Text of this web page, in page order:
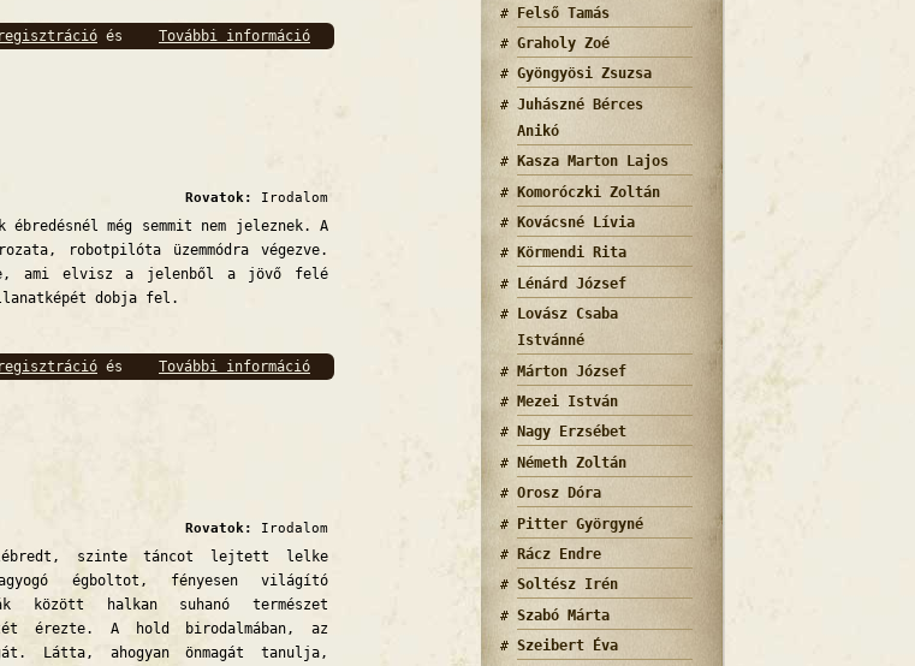
További információ Az erdő vár tartalommal kapcsolatosan
regisztráció és
Rovatok: Irodalom
még semmit nem jeleznek. A
robotpilóta üzemmódra végezve.
ami elvisz a jelenből a jövő felé
dobja fel.
További információ Agy tartalommal kapcsolatosan
regisztráció és
Rovatok: Irodalom
szinte táncot lejtett lelke
égboltot, fényesen világító
között halkan suhanó természet
érezte. A hold birodalmában, az
Látta, ahogyan önmagát tanulja,
Felső Tamás
Graholy Zoé
Gyöngyösi Zsuzsa
Juhászné Bérces
Anikó
Kasza Marton Lajos
Komoróczki Zoltán
Kovácsné Lívia
Körmendi Rita
Lénárd József
Lovász Csaba
Istvánné
Márton József
Mezei István
Nagy Erzsébet
Németh Zoltán
Orosz Dóra
Pitter Györgyné
Rácz Endre
Soltész Irén
Szabó Márta
Szeibert Éva